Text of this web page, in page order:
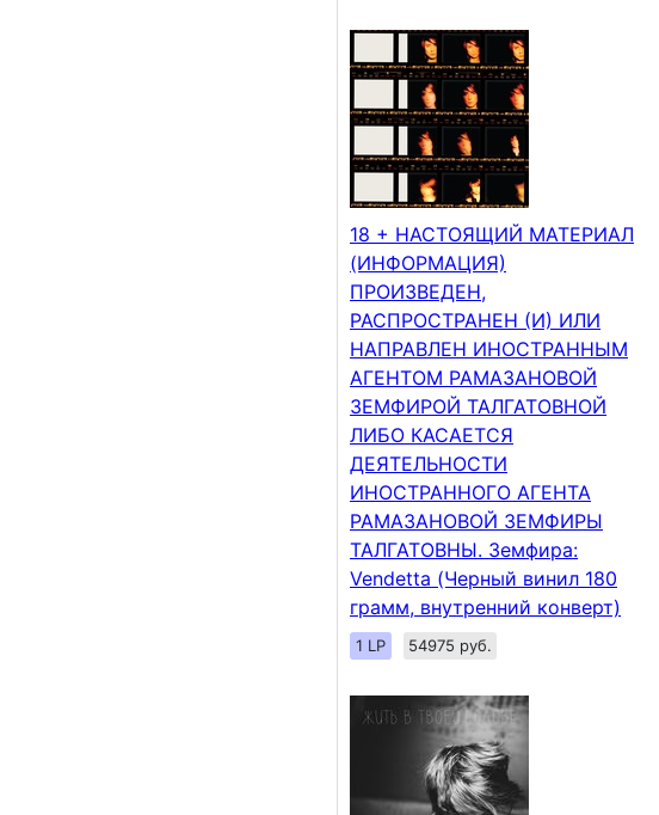
18 + НАСТОЯЩИЙ МАТЕРИАЛ
(ИНФОРМАЦИЯ)
ПРОИЗВЕДЕН,
РАСПРОСТРАНЕН (И) ИЛИ
НАПРАВЛЕН ИНОСТРАННЫМ
АГЕНТОМ РАМАЗАНОВОЙ
ЗЕМФИРОЙ ТАЛГАТОВНОЙ
ЛИБО КАСАЕТСЯ
ДЕЯТЕЛЬНОСТИ
ИНОСТРАННОГО АГЕНТА
РАМАЗАНОВОЙ ЗЕМФИРЫ
ТАЛГАТОВНЫ. Земфира:
Vendetta (Черный винил 180
грамм, внутренний конверт)
1 LP 54975 руб.